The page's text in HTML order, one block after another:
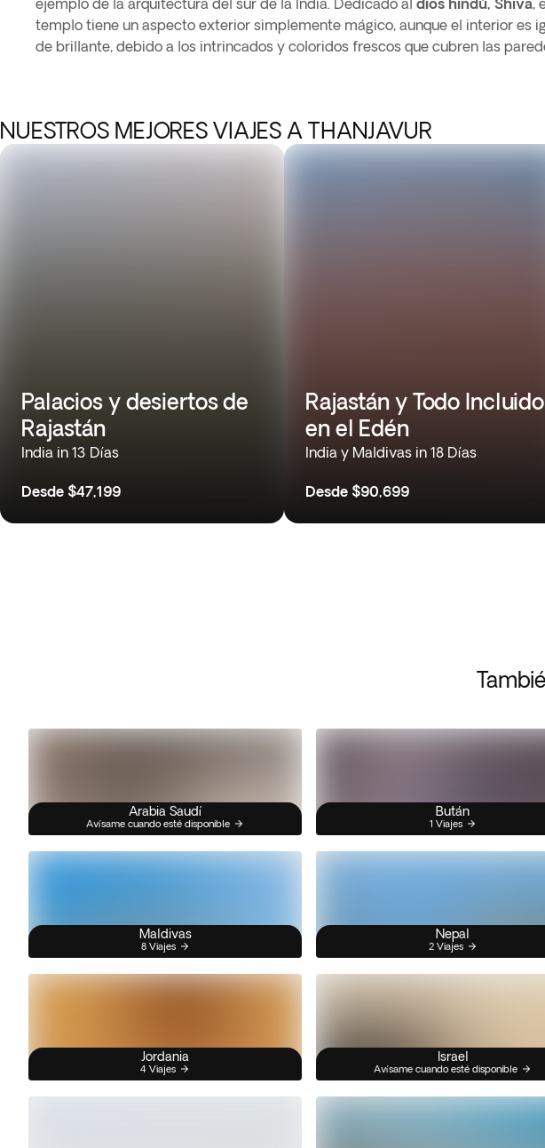
ejemplo de la arquitectura del sur de la India. Dedicado al dios hindú, Shiva,
templo tiene un aspecto exterior simplemente mágico, aunque el interior es
de brillante, debido a los intrincados y coloridos frescos que cubren las
NUESTROS MEJORES VIAJES A THANJAVUR
Palacios y desiertos de
Rajastán
India in 13 Días
Desde $47,199
Rajastán y Todo Incluido
en el Edén
India y Maldivas in 18 Días
Desde $90,699
Arabia Saudí
Avísame cuando esté disponible
Bután
1 Viajes
Maldivas
8 Viajes
Nepal
2 Viajes
Jordania
4 Viajes
Israel
Avísame cuando esté disponible